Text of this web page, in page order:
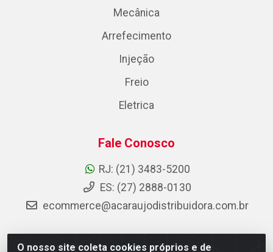
O nosso site coleta cookies próprios e de
Mecânica
Arrefecimento
Injeção
Freio
Eletrica
Fale Conosco
RJ: (21) 3483-5200
ES: (27) 2888-0130
ecommerce@acaraujodistribuidora.com.br